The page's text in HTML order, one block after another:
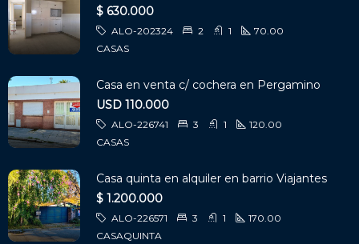
$ 630.000
ALO-202324 2 1
70.00
CASAS
Casa en venta c/ cochera en Pergamino
USD 110.000
ALO-226741 3 1
120.00
CASAS
Casa quinta en alquiler en barrio Viajantes
$ 1.200.000
ALO-226571 3 1
170.00
CASAQUINTA